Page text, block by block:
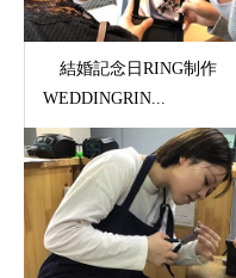
結婚記念日RING制作
WEDDINGRIN...